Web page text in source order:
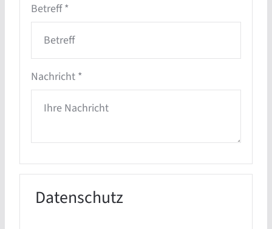
Betreff*
Nachricht *
Datenschutz